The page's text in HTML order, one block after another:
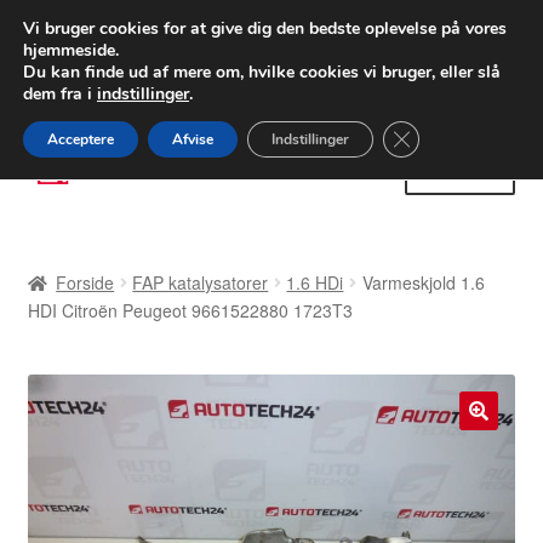
LEVERING fra 55 kr.
FEDEX verdensomspændende forsendelse
80 82 72 02
Spring
til
Spring
til
Betalinger
Forside FAP katalysatorer 1.6 HDi
Varmeskjold 1.6
HDI Citroën Peugeot 9661522880 1723T3
Vi bruger cookies for at give dig den bedste oplevelse på vores
hjemmeside.
Du kan finde ud af mere om, hvilke cookies vi bruger, eller slå
dem fra i indstillinger.
Acceptere Afvise Indstillinger Close GDPR